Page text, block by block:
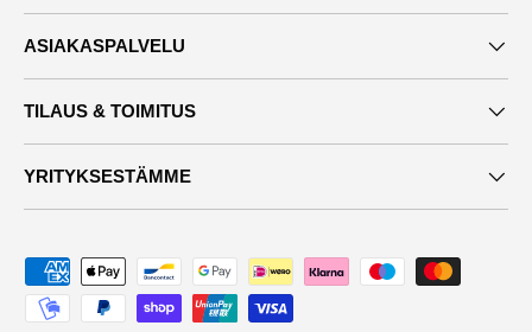
ASIAKASPALVELU
TILAUS & TOIMITUS
YRITYKSESTÄMME
Maksutavat